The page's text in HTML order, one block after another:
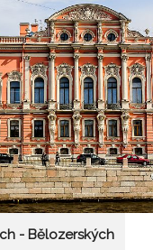
- Bělozerských